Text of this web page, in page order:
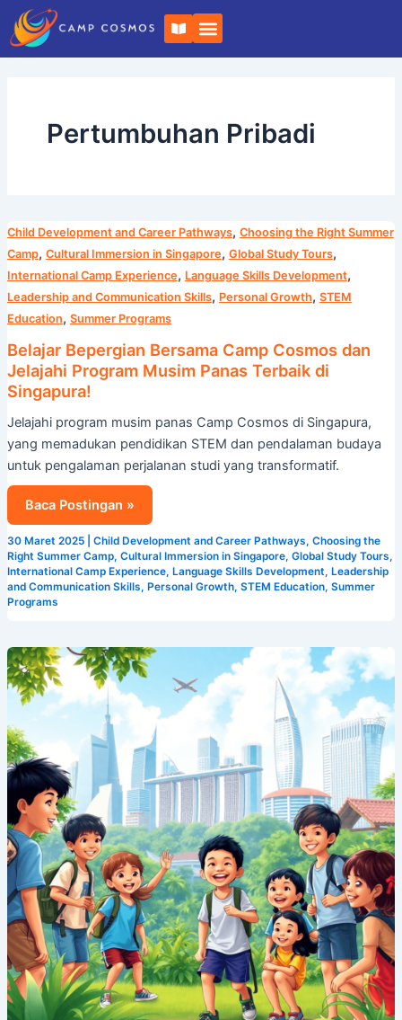
Langsung
ke
konten
B
u
k
u
b
u
Pertumbuhan Pribadi
Child Development and Career Pathways, Choosing the Right Summer
Camp, Cultural Immersion in Singapore, Global Study Tours,
International Camp Experience, Language Skills Development,
Leadership and Communication Skills, Personal Growth, STEM
Education, Summer Programs
Belajar Bepergian Bersama Camp Cosmos dan
Jelajahi Program Musim Panas Terbaik di
Singapura!
Jelajahi program musim panas Camp Cosmos di Singapura,
yang memadukan pendidikan STEM dan pendalaman budaya
untuk pengalaman perjalanan studi yang transformatif.
Belajar
Bepergian
Bersama
Camp
Cosmos
Jelajahi
Program
Musim
Panas
Terbaik
di
Singapura!
Baca Postingan »
30 Maret 2025 Child Development and Career Pathways, Choosing the
Right Summer Camp, Cultural Immersion in Singapore, Global Study Tours,
International Camp Experience, Language Skills Development, Leadership
and Communication Skills, Personal Growth, STEM Education, Summer
Programs
Rasakan
yang
Terbaik:
Musim
Panas
Singapura
yang
Tak
Tertandingi
di
Camp
Cosmos